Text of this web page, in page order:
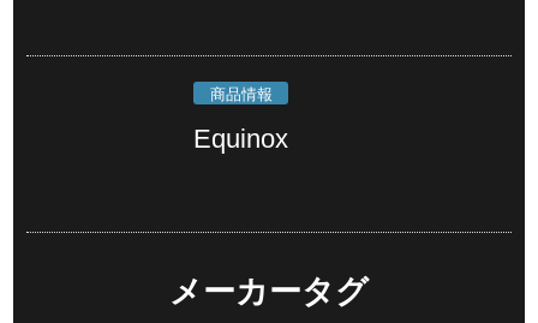
商品情報
Equinox
メーカータグ